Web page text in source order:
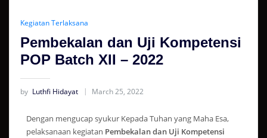
Kegiatan Terlaksana
Pembekalan dan Uji Kompetensi
POP Batch XII – 2022
by Luthfi Hidayat March 25, 2022
Dengan mengucap syukur Kepada Tuhan yang Maha Esa,
pelaksanaan kegiatan Pembekalan dan Uji Kompetensi